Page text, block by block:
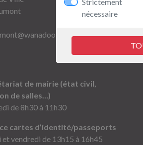
nécessaire
de mairie (état civil,
de salles…)
de 8h30 à 11h30
cartes d’identité/passeports
et vendredi de 13h15 à 16h45